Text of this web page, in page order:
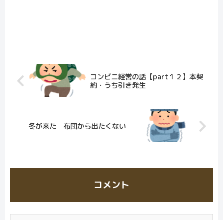
コンビニ経営の話【part１２】本契
約・うち引き発生
冬が来た 布団から出たくない
コメント